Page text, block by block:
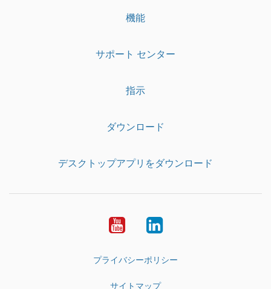
機能
サポート センター
指示
ダウンロード
デスクトップアプリをダウンロード
YouTubeLinkedIn
プライバシーポリシー
サイトマップ